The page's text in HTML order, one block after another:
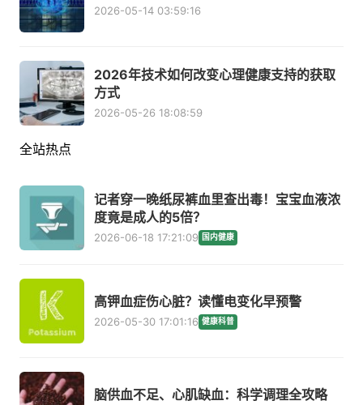
2026-05-14 03:59:16
2026年技术如何改变心理健康支持的获取
方式
2026-05-26 18:08:59
全站热点
记者穿一晚纸尿裤血里查出毒！宝宝血液浓
度竟是成人的5倍？
2026-06-18 17:21:09 国内健康
高钾血症伤心脏？读懂电变化早预警
2026-05-30 17:01:16 健康科普
脑供血不足、心肌缺血：科学调理全攻略